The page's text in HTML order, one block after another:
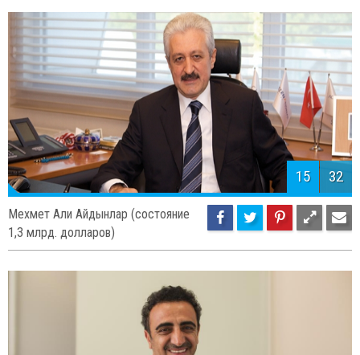
15 32
Мехмет Али Айдынлар (состояние
1,3 млрд. долларов)